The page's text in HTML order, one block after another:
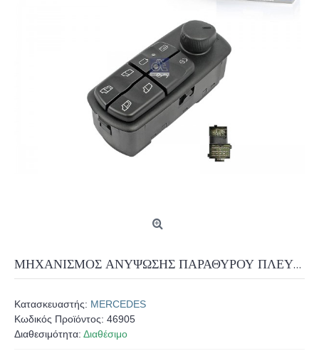
ΜΗΧΑΝΙΣΜΟΣ ΑΝΥΨΩΣΗΣ ΠΑΡΑΘΥΡΟΥ ΠΛΕΥΡΑ ΟΔΗΓΟΥ ΜERCEDES ATEGO 1/2
Κατασκευαστής: MERCEDES
Κωδικός Προϊόντος: 46905
Διαθεσιμότητα: Διαθέσιμο